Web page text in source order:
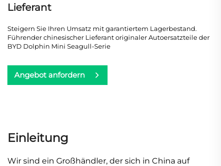
Lieferant
Steigern Sie Ihren Umsatz mit garantiertem Lagerbestand.
Führender chinesischer Lieferant originaler Autoersatzteile der
BYD Dolphin Mini Seagull-Serie
Angebot anfordern
Einleitung
Wir sind ein Großhändler, der sich in China auf